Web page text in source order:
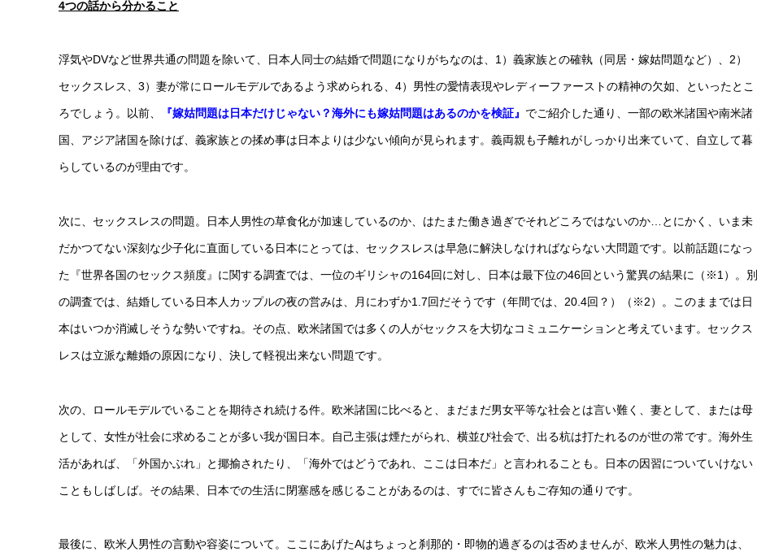
4つの話から分かること
浮気やDVなど世界共通の問題を除いて、日本人同士の結婚で問題になりがちなのは、1）義家族との確執（同居・嫁姑問題など）、2）
セックスレス、3）妻が常にロールモデルであるよう求められる、4）男性の愛情表現やレディーファーストの精神の欠如、といったとこ
ろでしょう。以前、 『嫁姑問題は日本だけじゃない？海外にも嫁姑問題はあるのかを検証』 でご紹介した通り、一部の欧米諸国や南米諸
国、アジア諸国を除けば、義家族との揉め事は日本よりは少ない傾向が見られます。義両親も子離れがしっかり出来ていて、自立して暮
らしているのが理由です。
次に、セックスレスの問題。日本人男性の草食化が加速しているのか、はたまた働き過ぎでそれどころではないのか…とにかく、いま未
だかつてない深刻な少子化に直面している日本にとっては、セックスレスは早急に解決しなければならない大問題です。以前話題になっ
た『世界各国のセックス頻度』に関する調査では、一位のギリシャの164回に対し、日本は最下位の46回という驚異の結果に（※1）。別
の調査では、結婚している日本人カップルの夜の営みは、月にわずか1.7回だそうです（年間では、20.4回？）（※2）。このままでは日
本はいつか消滅しそうな勢いですね。その点、欧米諸国では多くの人がセックスを大切なコミュニケーションと考えています。セックス
レスは立派な離婚の原因になり、決して軽視出来ない問題です。
次の、ロールモデルでいることを期待され続ける件。欧米諸国に比べると、まだまだ男女平等な社会とは言い難く、妻として、または母
として、女性が社会に求めることが多い我が国日本。自己主張は煙たがられ、横並び社会で、出る杭は打たれるのが世の常です。海外生
活があれば、「外国かぶれ」と揶揄されたり、「海外ではどうであれ、ここは日本だ」と言われることも。日本の因習についていけない
こともしばしば。その結果、日本での生活に閉塞感を感じることがあるのは、すでに皆さんもご存知の通りです。
最後に、欧米人男性の言動や容姿について。ここにあげたAはちょっと刹那的・即物的過ぎるのは否めませんが、欧米人男性の魅力は、